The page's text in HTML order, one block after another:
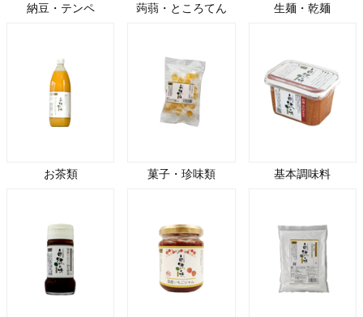
納豆・テンペ 蒟蒻・ところてん 生麺・乾麺
お茶類 菓子・珍味類 基本調味料